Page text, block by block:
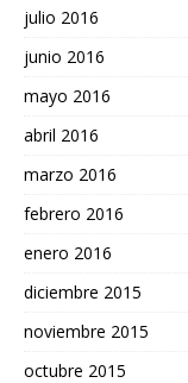
julio 2016
junio 2016
mayo 2016
abril 2016
marzo 2016
febrero 2016
enero 2016
diciembre 2015
noviembre 2015
octubre 2015